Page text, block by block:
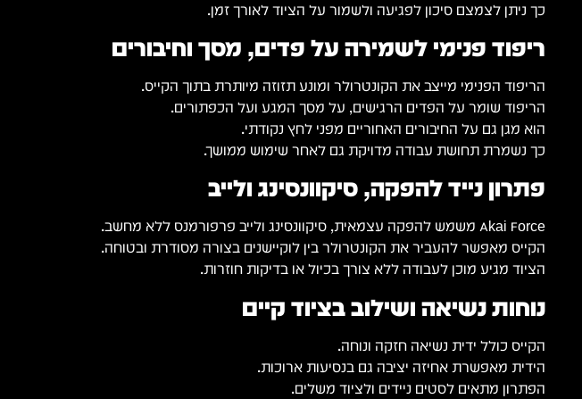
כך ניתן לצמצם סיכון לפגיעה ולשמור על הציוד לאורך זמן.
ריפוד פנימי לשמירה על פדים, מסך וחיבורים
הריפוד הפנימי מייצב את הקונטרולר ומונע תזוזה מיותרת בתוך הקייס.
הריפוד שומר על הפדים הרגישים, על מסך המגע ועל הכפתורים.
הוא מגן גם על החיבורים האחוריים מפני לחץ נקודתי.
כך נשמרת תחושת עבודה מדויקת גם לאחר שימוש ממושך.
פתרון נייד להפקה, סיקוונסינג ולייב
Akai Force משמש להפקה עצמאית, סיקוונסינג ולייב פרפורמנס ללא מחשב.
הקייס מאפשר להעביר את הקונטרולר בין לוקיישנים בצורה מסודרת ובטוחה.
הציוד מגיע מוכן לעבודה ללא צורך בכיול או בדיקות חוזרות.
נוחות נשיאה ושילוב בציוד קיים
הקייס כולל ידית נשיאה חזקה ונוחה.
הידית מאפשרת אחיזה יציבה גם בנסיעות ארוכות.
הפתרון מתאים לסטים ניידים ולציוד משלים.